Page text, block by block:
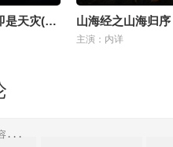
死灵法师,我即是天灾(2026) 山海经之山海归序
主演：内详